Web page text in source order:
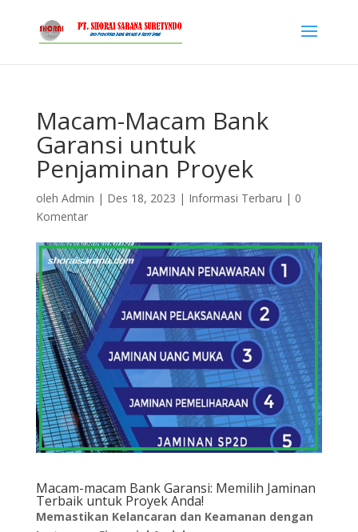
Macam-Macam Bank
Garansi untuk
Penjaminan Proyek
oleh Admin | Des 18, 2023 | Informasi Terbaru | 0
Komentar
Macam-macam Bank Garansi: Memilih Jaminan
Terbaik untuk Proyek Anda!
Memastikan Kelancaran dan Keamanan dengan